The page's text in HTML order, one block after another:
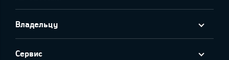
Владельцу
Сервис